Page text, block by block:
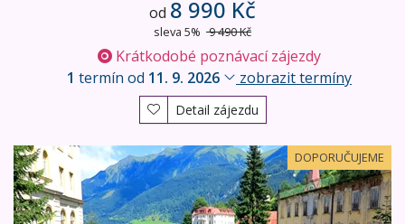
od 8 990 Kč
sleva 5% 9 490 Kč
Krátkodobé poznávací zájezdy
1 termín od 11. 9. 2026 zobrazit termíny
Detail zájezdu
DOPORUČUJEME
Termální lázně Bad Gastein - NP Vysoké Taury